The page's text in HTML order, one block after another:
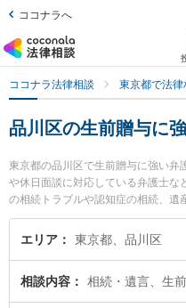
ココナラへ
ココナラ法律相談 東京都で法
品川区の生前贈与に
東京都の品川区で生前贈与に強い弁
や休日面談に対応している弁護士な
の相続トラブルや認知症の相続、遺
でき便利です。特に弁護士法人クロ
や弁護士法人森川・中塚法律事務所
ラブルを今すぐに弁護士に相談し
な近くの弁護士を検索したい』『
エリア 東京都、品川区
相談内容 相続・遺言、生